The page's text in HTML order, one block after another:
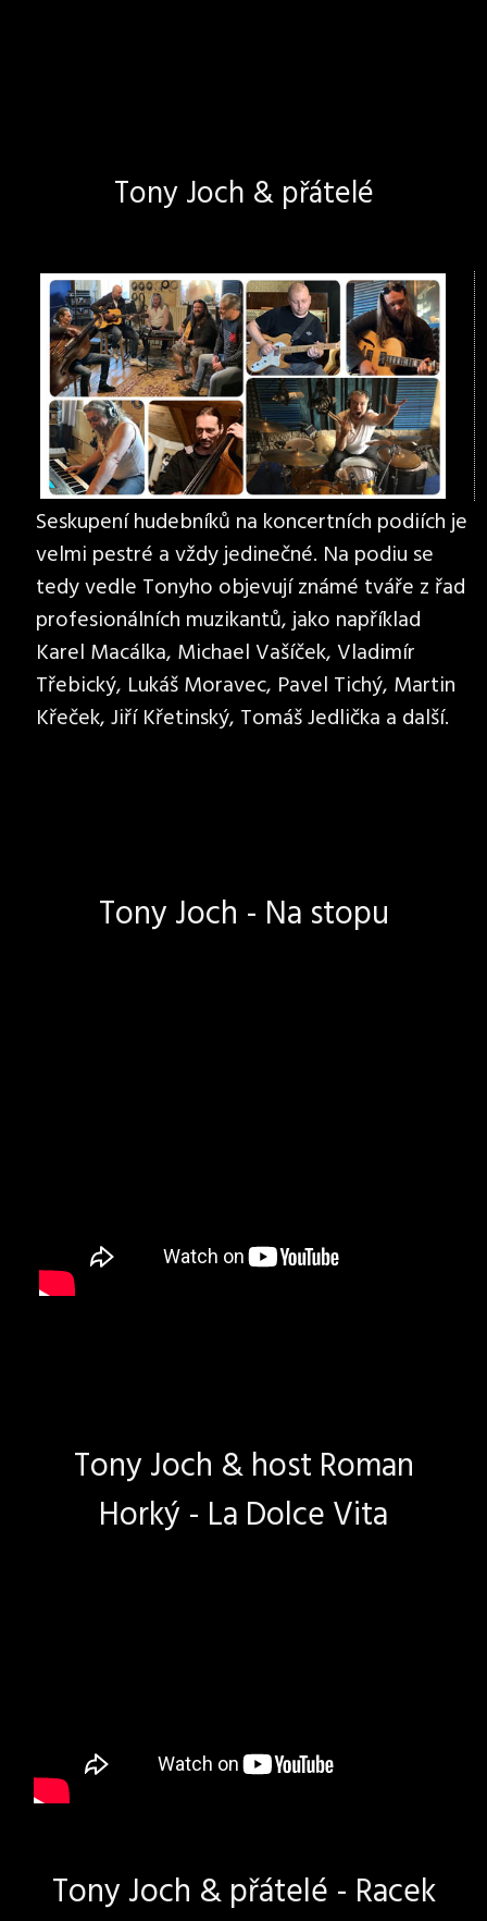
Tony Joch & přátelé
Seskupení hudebníků na koncertních podiích je
velmi pestré a vždy jedinečné. Na podiu se
tedy vedle Tonyho objevují známé tváře z řad
profesionálních muzikantů, jako například
Karel Macálka, Michael Vašíček, Vladimír
Třebický, Lukáš Moravec, Pavel Tichý, Martin
Křeček, Jiří Křetinský, Tomáš Jedlička a další.
Tony Joch - Na stopu
Tony Joch & host Roman
Horký - La Dolce Vita
Tony Joch & přátelé - Racek